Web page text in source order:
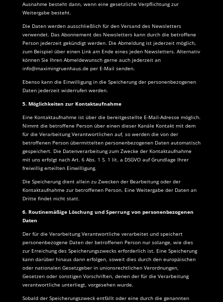
Ausnahme besteht dann, wenn eine gesetzliche Verpflichtung zur
Weitergabe besteht.
Die Daten werden ausschließlich für den Versand des Newsletters
verwendet. Das Abonnement des Newsletters kann durch die betroffene
Person jederzeit gekündigt werden. Die Abmeldung ist jederzeit möglich,
zum Beispiel über einen Link am Ende eines jeden Newsletters. Alternativ
können Sie Ihren Abmeldewunsch gerne auch jederzeit an
info@maximingruenhaus.de per E-Mail senden.
Ebenso kann die Einwilligung in die Speicherung der personenbezogenen
Daten jederzeit widerrufen werden.
5. Möglichkeiten zur Kontaktaufnahme
Eine Kontaktaufnahme ist über die bereitgestellte E-Mail-Adresse möglich.
Nimmt die betroffene Person über einen dieser Kanäle Kontakt mit dem
für die Verarbeitung Verantwortlichen auf, so werden die von der
betroffenen Person übermittelten personenbezogenen Daten automatisch
gespeichert. Die Datenverarbeitung zum Zwecke der Kontaktaufnahme
mit uns erfolgt nach Art. 6 Abs. 1 S. 1 lit. a DSGVO auf Grundlage Ihrer
freiwillig erteilten Einwilligung.
Die Speicherung dient allein zu Zwecken der Bearbeitung oder der
Kontaktaufnahme zur betroffenen Person. Eine Weitergabe der Daten an
Dritte findet nicht statt.
6. Routinemäßige Löschung und Sperrung von personenbezogenen
Daten
Der für die Verarbeitung Verantwortliche verarbeitet und speichert
personenbezogene Daten der betroffenen Person nur solange, wie dies
zur Erreichung des Speicherungszwecks erforderlich ist. Eine Speicherung
kann darüber hinaus dann erfolgen, soweit dies durch den europäischen
oder nationalen Gesetzgeber in unionsrechtlichen Verordnungen,
Gesetzen oder sonstigen Vorschriften, denen der für die Verarbeitung
verantwortliche unterliegt, vorgesehen wurde.
Sobald der Speicherungszweck entfällt oder eine durch die genannten